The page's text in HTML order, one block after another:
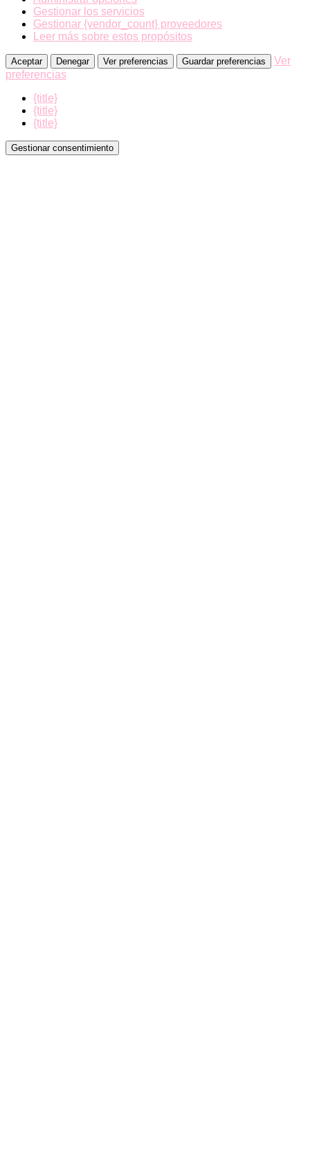
Gestionar los servicios
Gestionar {vendor_count} proveedores
Leer más sobre estos propósitos
Aceptar Denegar Ver preferencias Guardar preferencias
Ver
preferencias
{title}
{title}
{title}
Gestionar consentimiento